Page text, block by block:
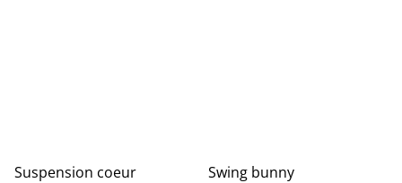
Suspension coeur
Swing bunny